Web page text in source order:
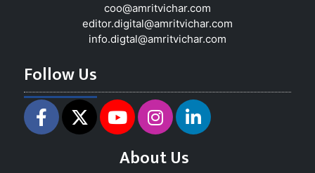
coo@amritvichar.com
editor.digital@amritvichar.com
info.digtal@amritvichar.com
Follow Us
About Us